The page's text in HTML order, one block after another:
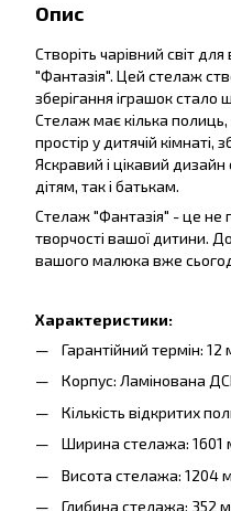
Опис
Створіть чарівний світ
"Фантазія". Цей стелаж
зберігання іграшок стало
Стелаж має кілька
простір у дитячій кімнаті,
Яскравий і цікавий
дітям, так і батькам.
Стелаж "Фантазія" - це не
творчості вашої дитини.
вашого малюка вже
Характеристики:
Гарантійний термін: 12
Корпус: Ламінована
Кількість відкритих
Ширина стелажа: 1601
Висота стелажа: 1204
Глибина стелажа: 352